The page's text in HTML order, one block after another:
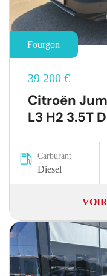
Fourgon
39 200 €
Citroën
L3 H2 3.5T
Carburant
Diesel